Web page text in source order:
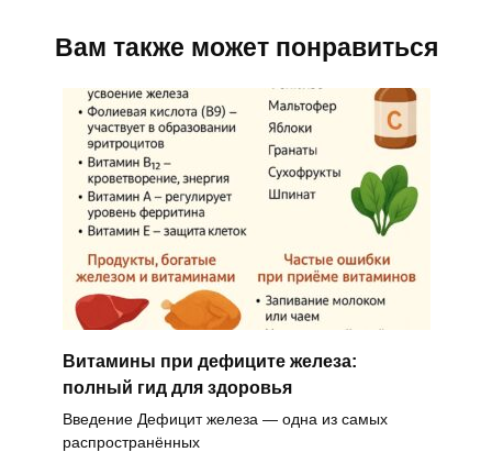
Вам также может понравиться
Витамины при дефиците железа:
полный гид для здоровья
Введение Дефицит железа — одна из самых
распространённых